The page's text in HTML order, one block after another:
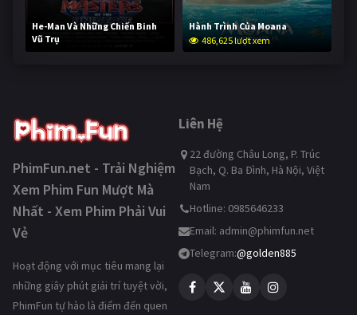
He-Man Và Những Chiến Binh
Vũ Trụ
234,861 lượt xem
Hành Trình Của Moana
486,625 lượt xem
PhimFun.net - Trải Nghiệm
Xem Phim Fun Mượt Mà
Nhất - Xem Phim Phải Vui
Vẻ
Hoạt động với mục tiêu mang lại
những giây phút giải trí tuyệt vời,
PhimFun tự hào là điểm đến quen
Liên Hệ
22 đường Châu Long, P. Trúc
Bạch, Q. Ba Đình, Hà Nội, Việt
Nam
Hotline: 0985646233
Email: admin@phimfun.net
Telegram:@golden885